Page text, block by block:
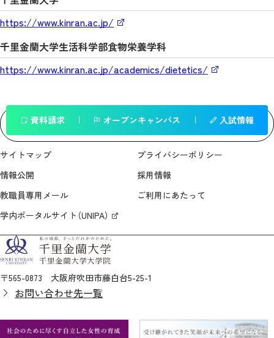
https://www.kinran.ac.jp/
千里金蘭大学生活科学部食物栄養学科
https://www.kinran.ac.jp/academics/dietetics/
一覧へ戻る
資料請求 オープンキャンパス 入試情報
サイトマップ
プライバシーポリシー
情報公開
採用情報
教職員専用メール
ご利用にあたって
学内ポータルサイト（UNIPA）
〒565-0873 大阪府吹田市藤白台5-25-1
お問い合わせ先一覧